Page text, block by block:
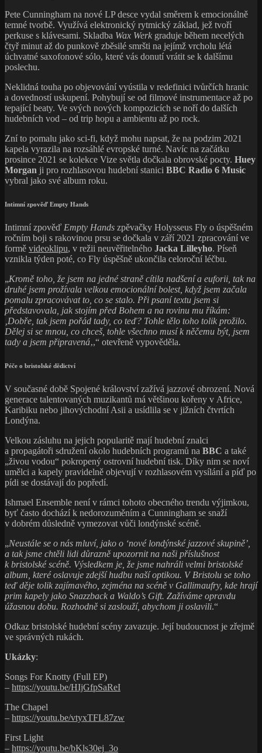
Pete Cunningham na nové LP desce vydal směrem k emocionálně
temné tvorbě. Využívá elektronický rytmický základ, jež tvoří
perkuse s klávesami. Skladba Wax Werk graduje během necelých
čtyř minut až do punkově zběsilé smršti na jejímž vrcholu létá
úchvatné saxofonové sólo, které vás donutí vrátit se k dalšímu
poslechu.
Neklidná touha po objevování vyústila v redefinici tvůrčích hranic
a dovedností uskupení. Pohybují se od filmové instrumentace až po
tepající beaty. Ve svých nových kompozicích se noří do dalších
hudebních vod – od trip hopu a ambientu až po rock.
Zní to pomalu jako sci-fi, když mohu napsat, že na podzim 2021
kapela vyrazila na rozsáhlé evropské turné. Navíc na začátku
prosince 2021 se kolekce Vize světla dočkala obrovské pocty. Huey
Morgan ji pro rozhlasovou hudební stanici BBC Radio 6 Music
vybral jako své album roku.
Intimní zpověď Empty Hands
Intimní zpověď Empty Hands zpěvačky Holysseus Fly o úspěšném
ročním boji s rakovinou prsu se dočkala v září 2021 zpracování ve
formě videoklipu, v režii neuvěřitelného Jacka Lilleyho. Píseň
vznikla týden poté, co Fly úspěšně ukončila celoroční léčbu.
„Kromě toho, že jsem na jedné straně cítila nadšení a euforii, tak na
druhé jsem prožívala velkou emocionální bolest, když jsem začala
pomalu zpracovávat to, co se stalo. Při psaní textu jsem si
představovala, jak stojím před Bohem a na rovinu mu říkám:
‚Dobře, tak jsem pořád tady, co teď? Tohle tělo toho tolik prožilo.
Dělej si se mnou, co chceš, tohle všechno musí k něčemu být, jsem
tady a jsem připravená‚,“ otevřeně vypověděla.
Péče o bristolské dědictví
V současné době Spojené království zažívá jazzové obrození. Nová
generace talentovaných muzikantů má většinou kořeny v Africe,
Karibiku nebo jihovýchodní Asii a usídlila se v jižních čtvrtích
Londýna.
Velkou zásluhu na jejich popularitě mají hudební znalci
a propagátoři sdružení okolo hudebních programů na BBC a také
„živou vodou“ pokropený ostrovní hudební tisk. Díky nim se noví
umělci a kapely pravidelně objevují v rozhlasovém vysílání a píď po
pídi se dostávají do popředí.
Ishmael Ensemble není v rámci tohoto obecného trendu výjimkou,
byť často dochází k nedorozuměním a Cunningham se snaží
v dobrém důsledně vymezovat vůči londýnské scéně.
„Neustále se o nás mluví, jako o ‘nové londýnské jazzové skupině’,
a tak jsme chtěli lidi důrazně upozornit na naši příslušnost
k bristolské scéně. Výsledkem je, že jsme nahráli velmi bristolské
album, které oslavuje zdejší hudbu naší optikou. V Bristolu se toho
teď děje tolik zajímavého, zejména na scéně v Gallimaufry, kde hrají
prim kapely jako Snazzback a Waldo’s Gift. Zažíváme opravdu
úžasnou dobu. Rozhodně si zaslouží, abychom ji oslavili.“
Odkaz bristolské hudební scény zavazuje. Její budoucnost je zřejmě
ve správných rukách.
Ukázky:
Songs For Knotty (Full EP)
– https://youtu.be/HIjGfpSaReI
The Chapel
– https://youtu.be/vtyxTFL87zw
First Light
– https://youtu.be/bKls30ej_3o